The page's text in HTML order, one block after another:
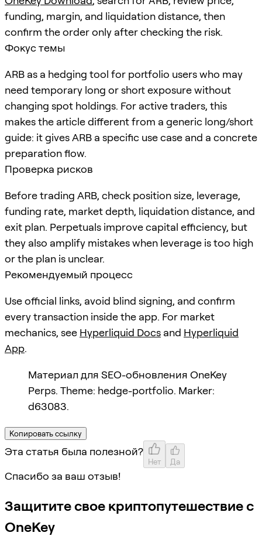
funding, margin, and liquidation distance, then
confirm the order only after checking the risk.
Фокус темы
ARB as a hedging tool for portfolio users who may
need temporary long or short exposure without
changing spot holdings. For active traders, this
makes the article different from a generic long/short
guide: it gives ARB a specific use case and a concrete
preparation flow.
Проверка рисков
Before trading ARB, check position size, leverage,
funding rate, market depth, liquidation distance, and
exit plan. Perpetuals improve capital efficiency, but
they also amplify mistakes when leverage is too high
or the plan is unclear.
Рекомендуемый процесс
Use official links, avoid blind signing, and confirm
every transaction inside the app. For market
mechanics, see Hyperliquid Docs and Hyperliquid
App.
Материал для SEO-обновления OneKey
Perps. Theme: hedge-portfolio. Marker:
d63083.
Копировать ссылку
Эта статья была полезной?
Нет Да
Спасибо за ваш отзыв!
Защитите свое криптопутешествие с
OneKey